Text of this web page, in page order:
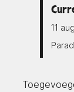
11